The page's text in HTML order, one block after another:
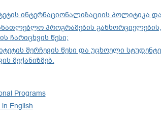
ინტერნაციონალიზაციის პოლიტიკა და
პროგრამების
ჩარიცხვის წესი;
შერჩევის წესი და უცხოელი
მექანიზმებ.
Programs
English